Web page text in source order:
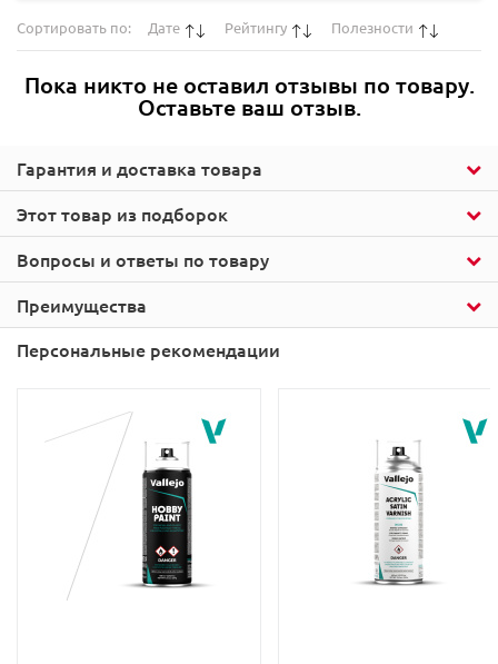
Этот товар из подборок
Гарантия и доставка товара
Сортировать по: Дате Рейтингу Полезности
Пока никто не оставил отзывы по товару.
Оставьте ваш отзыв.
Вопросы и ответы по товару
Преимущества
Персональные рекомендации